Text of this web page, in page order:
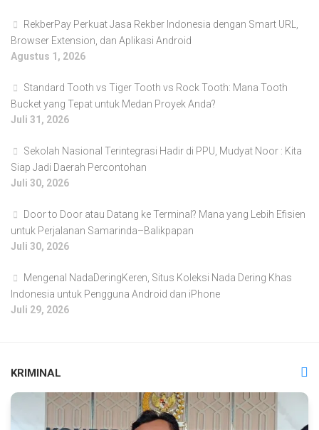
RekberPay Perkuat Jasa Rekber Indonesia dengan Smart URL,
Browser Extension, dan Aplikasi Android
Agustus 1, 2026
Standard Tooth vs Tiger Tooth vs Rock Tooth: Mana Tooth
Bucket yang Tepat untuk Medan Proyek Anda?
Juli 31, 2026
Sekolah Nasional Terintegrasi Hadir di PPU, Mudyat Noor : Kita
Siap Jadi Daerah Percontohan
Juli 30, 2026
Door to Door atau Datang ke Terminal? Mana yang Lebih Efisien
untuk Perjalanan Samarinda–Balikpapan
Juli 30, 2026
Mengenal NadaDeringKeren, Situs Koleksi Nada Dering Khas
Indonesia untuk Pengguna Android dan iPhone
Juli 29, 2026
KRIMINAL